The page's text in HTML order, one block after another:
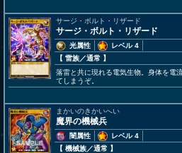
サージ・ボルト・リザード
サージ・ボルト・リザード
光属性
レベル 4
【 雷族／通常 】
落雷と共に現れる電気生物。身体を電
てしまうぞ。
まかいのきかいへい
魔界の機械兵
闇属性
レベル 4
【 機械族／通常 】